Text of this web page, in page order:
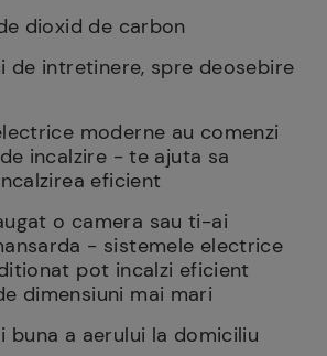
dioxid de carbon
de intretinere, spre deosebire
moderne au comenzi
incalzire - te ajuta sa
eficient
o camera sau ti-ai
- sistemele electrice
pot incalzi eficient
dimensiuni mai mari
buna a aerului la domiciliu